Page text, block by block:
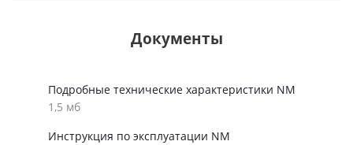
Документы
Подробные технические характеристики NM
1,5 мб
Инструкция по эксплуатации NM